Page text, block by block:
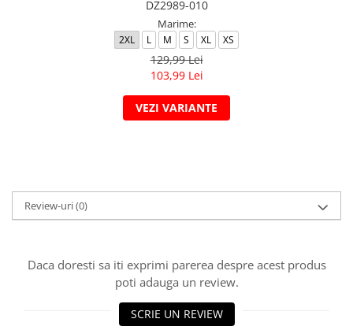
DZ2989-010
Marime:
2XL L M S XL XS
129,99 Lei
103,99 Lei
VEZI VARIANTE
Review-uri(0)
Daca doresti sa iti exprimi parerea despre acest produs
poti adauga un review.
SCRIE UN REVIEW